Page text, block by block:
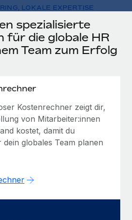
und Verwalten von
HR-Aufgaben
der HR in bestehende Abläufe
für dein Team
Lösungen für wachsende
und Großunternehmen
berechnen
Währungen und
für globale Freelancer:innen
LOKALE EXPERTISE
spezialisierte
für die globale HR
Team zum Erfolg
Kostenrechner zeigt dir,
von Mitarbeiter:innen
kostet, damit du
globales Team planen